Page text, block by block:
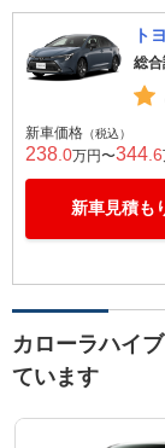
ト
総
新車価格 （税込）
238 .0万円〜344 .6
新車見積も
カローラハイ
ています